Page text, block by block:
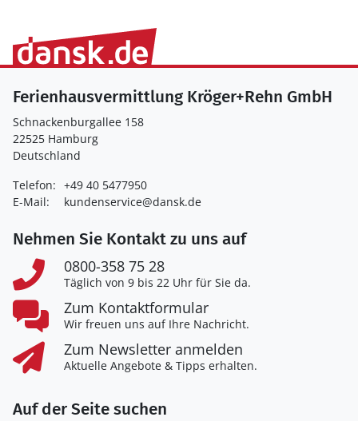
Ferienhausvermittlung Kröger+Rehn GmbH
Schnackenburgallee 158
22525 Hamburg
Deutschland
Telefon: +49 40 5477950
E-Mail:
kundenservice@dansk.de
Nehmen Sie Kontakt zu uns auf
0800-358 75 28
Täglich von 9 bis 22 Uhr für Sie da.
Zum Kontaktformular
Wir freuen uns auf Ihre Nachricht.
Zum Newsletter anmelden
Aktuelle Angebote & Tipps erhalten.
Auf der Seite suchen